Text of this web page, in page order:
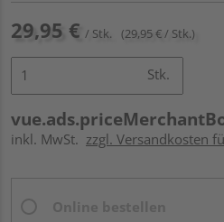
29,95 € / Stk. (29,95 € / Stk.)
Stk.
inkl. MwSt. zzgl. Versandkosten